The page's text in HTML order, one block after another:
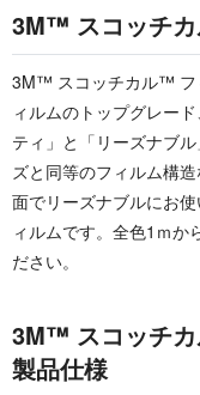
3M™ スコッチ
3M™ スコッチカル™
ィルムのトップグレー
ティ」と「リーズナブ
ズと同等のフィルム構
面でリーズナブルにお
ィルムです。全色1ｍか
ださい。
3M™ スコッチ
製品仕様